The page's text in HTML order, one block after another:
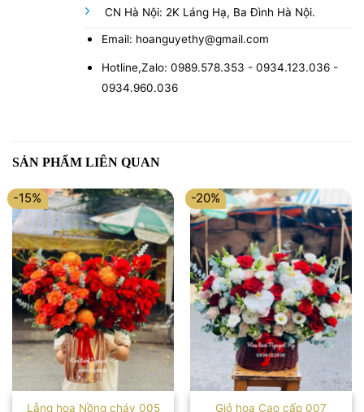
CN Hà Nội: 2K Láng Hạ, Ba Đình Hà Nội.
Email: hoanguyethy@gmail.com
Hotline,Zalo: 0989.578.353 - 0934.123.036 -
0934.960.036
SẢN PHẨM LIÊN QUAN
-15%
Lẵng hoa Nồng cháy 005
-20%
Giỏ hoa Cao cấp 007